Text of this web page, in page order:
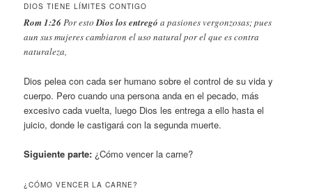
DIOS TIENE LÍMITES CONTIGO
Rom 1:26Por estoDios los entregó a pasiones vergonzosas; pues
aun sus mujeres cambiaron el uso natural por el que es contra
naturaleza,
Dios pelea con cada ser humano sobre el control de su vida y
cuerpo. Pero cuando una persona anda en el pecado, más
excesivo cada vuelta, luego Dios les entrega a ello hasta el
juicio, donde le castigará con la segunda muerte.
Siguiente parte: ¿Cómo vencer la carne?
¿CÓMO VENCER LA CARNE?